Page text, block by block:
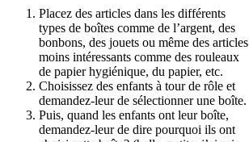
Placez des articles dans les différents
types de boîtes comme de l’argent, des
bonbons, des jouets ou même des articles
moins intéressants comme des rouleaux
de papier hygiénique, du papier, etc.
Choisissez des enfants à tour de rôle et
demandez-leur de sélectionner une boîte.
Puis, quand les enfants ont leur boîte,
demandez-leur de dire pourquoi ils ont